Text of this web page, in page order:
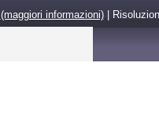
(maggiori informazioni)|